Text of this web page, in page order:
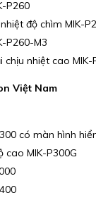
P260
độ chìm MIK-
P260-M3
nhiệt cao MIK-
Việt Nam
có màn hình
cao MIK-P300G